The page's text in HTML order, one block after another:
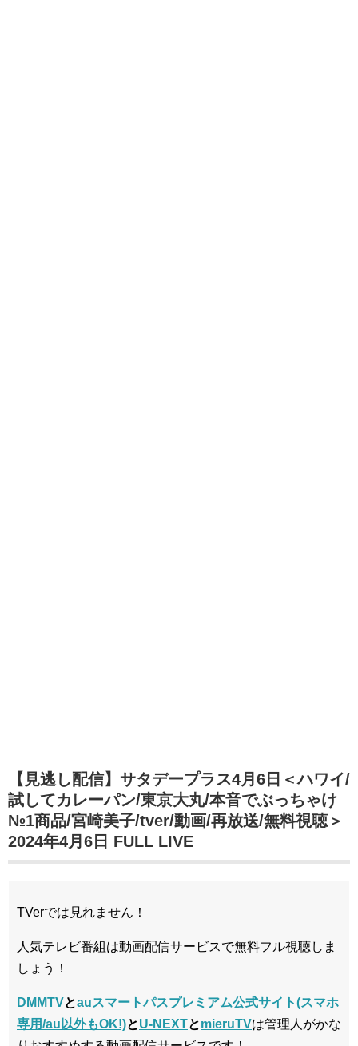
【見逃し配信】サタデープラス4月6日＜ハワイ/
試してカレーパン/東京大丸/本音でぶっちゃけ
№1商品/宮崎美子/tver/動画/再放送/無料視聴＞
2024年4月6日 FULL LIVE
TVerでは見れません！
人気テレビ番組は動画配信サービスで無料フル視聴しま
しょう！
DMMTVとauスマートパスプレミアム公式サイト(スマホ
専用/au以外もOK!)とU-NEXTとmieruTVは管理人がかな